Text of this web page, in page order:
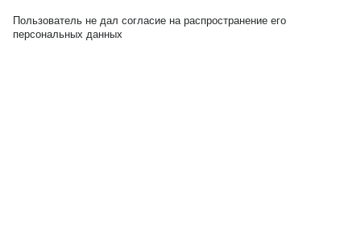
Пользователь не дал согласие на распространение его
персональных данных